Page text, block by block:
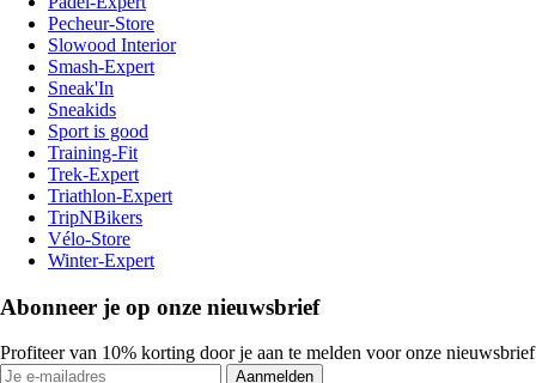
Pecheur-Store
Slowood Interior
Smash-Expert
Sneak'In
Sneakids
Sport is good
Training-Fit
Trek-Expert
Triathlon-Expert
TripNBikers
Vélo-Store
Winter-Expert
Abonneer je op onze nieuwsbrief
Profiteer van 10% korting door je aan te melden voor onze nieuwsbrief
Aanmelden